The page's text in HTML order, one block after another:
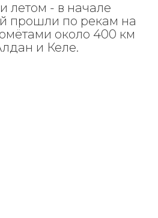
летом - в начале
прошли по рекам на
около 400 км
и Келе.